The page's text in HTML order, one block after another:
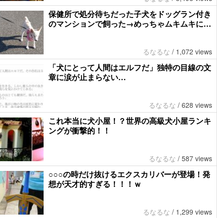
保健所で処分待ちだった子犬をドッグラン付き
のマンションで飼った→めっちゃムキムキに…
るなるな / 1,072 views
「犬にとって人間はエルフだ」独特の目線の文
章に涙が止まらない…
るなるな / 628 views
これ本当に犬小屋！？世界の高級犬小屋ランキ
ングが衝撃的！！
るなるな / 587 views
○○○の時だけ抜けるエクスカリバーが登場！発
想が天才的すぎる！！！ｗ
るなるな / 1,299 views